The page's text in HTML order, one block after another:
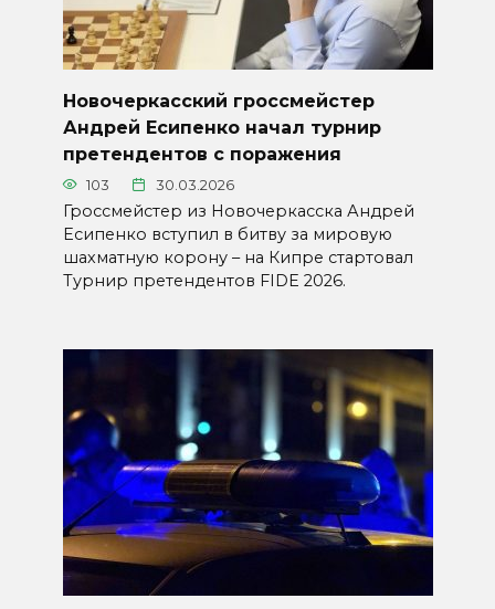
Новочеркасский гроссмейстер
Андрей Есипенко начал турнир
претендентов с поражения
103 30.03.2026
Гроссмейстер из Новочеркасска Андрей
Есипенко вступил в битву за мировую
шахматную корону – на Кипре стартовал
Турнир претендентов FIDE 2026.